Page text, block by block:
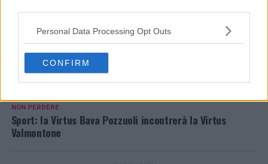
possono non richiedere il tuo consenso, ma hai il diritto di
opporti a tale trattamento. Le tue preferenze si
preferenze in qualsiasi momento ritornando su questo sito o
consultando la nostrainformativa sulla riservatezza.
Personal Data Processing Opt Outs
CONFIRM
ARGOMENTI CORRELATI: BASKETBALL
SPORTS
VIRTUS BASKET POZZUOLI
VIRTUS VALMONTONE
AVANTI IL ​​PROSSIMO
Il Giugliano fa festa: battuto il Marsala nel ritorno al De
NON PERDERE
Sport: la Virtus Bava Pozzuoli incontrerà la Virtus
Valmontone